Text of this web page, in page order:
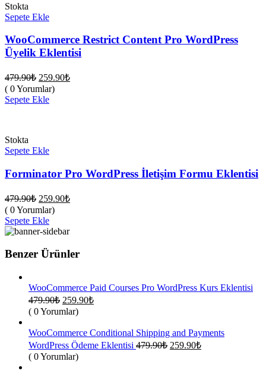
Stokta
Sepete Ekle
WooCommerce Restrict Content Pro WordPress
Üyelik Eklentisi
479.90₺ Orijinal
fiyat:
479.90₺.
259.90₺Şu
( 0 Yorumlar)
Sepete Ekle
Stokta
Sepete Ekle
Forminator Pro WordPress İletişim Formu Eklentisi
479.90₺ Orijinal
fiyat:
479.90₺.
259.90₺Şu
259.90₺.
( 0 Yorumlar)
Sepete Ekle
Benzer Ürünler
WooCommerce Paid Courses Pro WordPress Kurs Eklentisi
479.90₺ Orijinal
fiyat:
259.90₺Şu
259.90₺.
( 0 Yorumlar)
WooCommerce Conditional Shipping and Payments
WordPress Ödeme Eklentisi 479.90₺ Orijinal
259.90₺Şu
( 0 Yorumlar)